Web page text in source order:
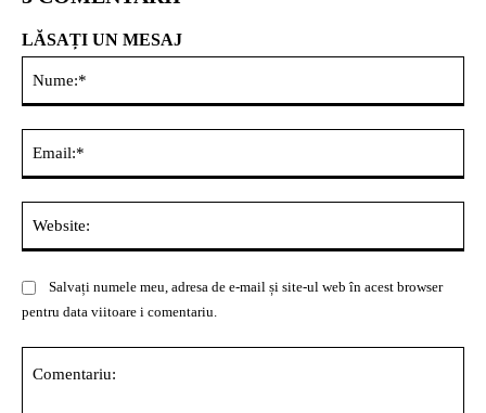
LĂSAȚI UN MESAJ
Salvați numele meu, adresa de e-mail și site-ul web în acest browser
pentru data viitoare i comentariu.